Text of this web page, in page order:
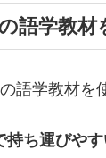
語学教材
語学教材を
持ち運びや